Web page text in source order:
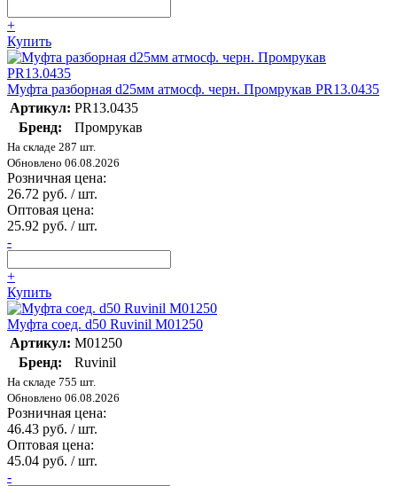
+
Купить
Муфта разборная d25мм атмосф. черн. Промрукав PR13.0435
Артикул: PR13.0435
Бренд:
Промрукав
На складе 287 шт.
Обновлено 06.08.2026
Розничная цена:
26.72 руб. / шт.
Оптовая цена:
25.92 руб. / шт.
-
+
Купить
Муфта соед. d50 Ruvinil М01250
Артикул: М01250
Бренд:
Ruvinil
На складе 755 шт.
Обновлено 06.08.2026
Розничная цена:
46.43 руб. / шт.
Оптовая цена:
45.04 руб. / шт.
-